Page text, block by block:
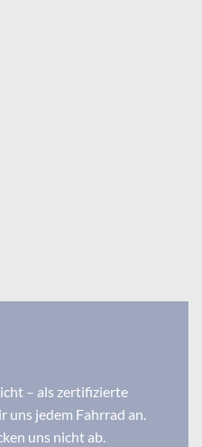
– als zertifizierte
uns jedem Fahrrad an.
uns nicht ab.